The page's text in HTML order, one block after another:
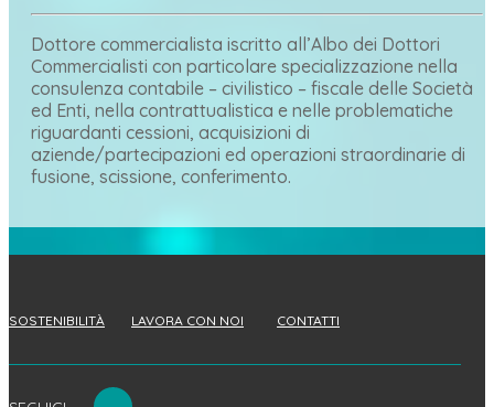
Dottore commercialista iscritto all’Albo dei Dottori
Commercialisti con particolare specializzazione nella
consulenza contabile – civilistico – fiscale delle Società
ed Enti, nella contrattualistica e nelle problematiche
riguardanti cessioni, acquisizioni di
aziende/partecipazioni ed operazioni straordinarie di
fusione, scissione, conferimento.
SOSTENIBILITÀ LAVORA CON NOI CONTATTI